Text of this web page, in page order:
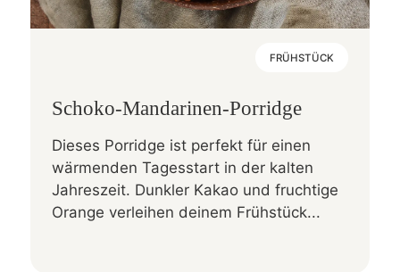
FRÜHSTÜCK
Schoko-Mandarinen-Porridge
Dieses Porridge ist perfekt für einen
wärmenden Tagesstart in der kalten
Jahreszeit. Dunkler Kakao und fruchtige
Orange verleihen deinem Frühstück...